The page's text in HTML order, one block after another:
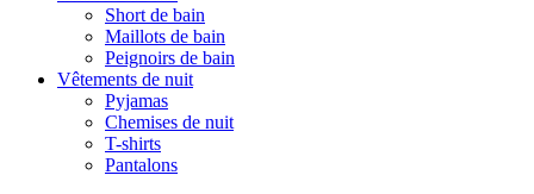
Short de bain
Maillots de bain
Peignoirs de bain
Vêtements de nuit
Pyjamas
Chemises de nuit
T-shirts
Pantalons